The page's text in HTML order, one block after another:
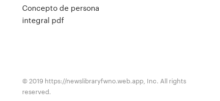
Concepto de persona
integral pdf
© 2019 https://newslibraryfwno.web.app, Inc. All rights
reserved.